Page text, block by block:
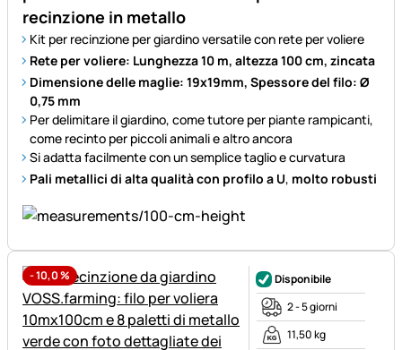
recinzione in metallo
Kit per recinzione per giardino versatile con rete per voliere
Rete per voliere: Lunghezza 10 m, altezza 100 cm, zincata
Dimensione delle maglie: 19x19mm, Spessore del filo: Ø
0,75 mm
Per delimitare il giardino, come tutore per piante rampicanti,
come recinto per piccoli animali e altro ancora
Si adatta facilmente con un semplice taglio e curvatura
Pali metallici di alta qualità con profilo a U, molto robusti
-10,0%
Disponibile
2 - 5 giorni
11,50 kg